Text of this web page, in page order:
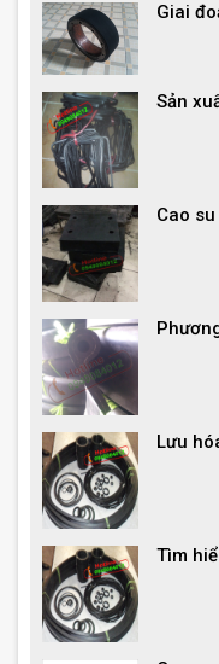
Giai
Sản
Cao
Lưu
Tìm